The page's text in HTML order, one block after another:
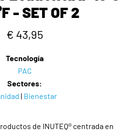
- SET OF 2
€ 43,95
Tecnología
PAC
Sectores:
| Bienestar
de INUTEQ® centrada en